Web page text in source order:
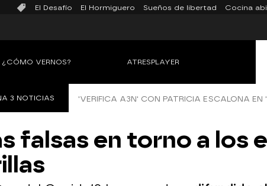
El Desafío El Hormiguero Sueños de libertad Cocina
¿CÓMO VERNOS? ATRESPLAYER
3 NOTICIAS 'VERIFICA A3N' CON PATRICIA ESCALONA EN
falsas en torno a los